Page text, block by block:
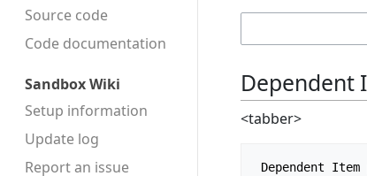
Source code
Code docu­mentation
Sandbox Wiki
Setup information
Update log
Report an issue
Dependent
<tabber>